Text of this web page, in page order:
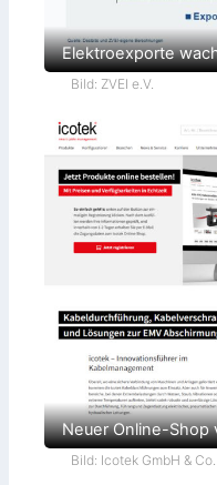
Elektroexporte
Bild: ZVEI e.V.
Neuer Online-Shop
Bild: Icotek GmbH &